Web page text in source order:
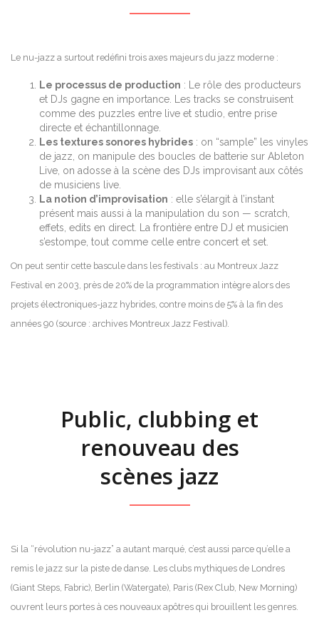
Le nu-jazz a surtout redéfini trois axes majeurs du jazz moderne :
Le processus de production : Le rôle des producteurs
et DJs gagne en importance. Les tracks se construisent
comme des puzzles entre live et studio, entre prise
directe et échantillonnage.
Les textures sonores hybrides : on “sample” les vinyles
de jazz, on manipule des boucles de batterie sur Ableton
Live, on adosse à la scène des DJs improvisant aux côtés
de musiciens live.
La notion d’improvisation : elle s’élargit à l’instant
présent mais aussi à la manipulation du son — scratch,
effets, edits en direct. La frontière entre DJ et musicien
s’estompe, tout comme celle entre concert et set.
On peut sentir cette bascule dans les festivals : au Montreux Jazz
Festival en 2003, près de 20% de la programmation intègre alors des
projets électroniques-jazz hybrides, contre moins de 5% à la fin des
années 90 (source : archives Montreux Jazz Festival).
Public, clubbing et
renouveau des
scènes jazz
Si la “révolution nu-jazz” a autant marqué, c’est aussi parce qu’elle a
remis le jazz sur la piste de danse. Les clubs mythiques de Londres
(Giant Steps, Fabric), Berlin (Watergate), Paris (Rex Club, New Morning)
ouvrent leurs portes à ces nouveaux apôtres qui brouillent les genres.